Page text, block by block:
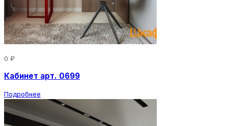
0 ₽
Кабинет арт. 0699
Подробнее